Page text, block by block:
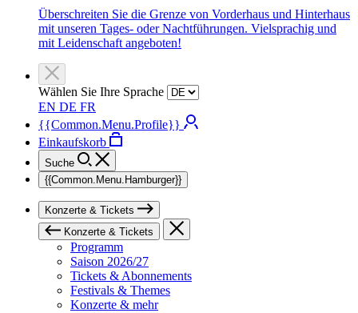
Überschreiten Sie die Grenze von Vorderhaus und Hinterhaus
mit unseren Tages- oder Nachtführungen. Vielsprachig und
mit Leidenschaft angeboten!
Wählen Sie Ihre Sprache
EN DE FR
{{Common.Menu.Profile}}
Einkaufskorb
Suche
{{Common.Menu.Hamburger}}
Konzerte & Tickets
Konzerte & Tickets
Programm
Saison 2026/27
Tickets & Abonnements
Festivals & Themes
Konzerte & mehr